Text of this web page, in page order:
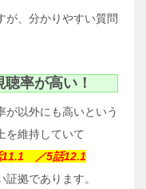
が、分かりやすい質問
率が高い！
が以外にも高いという
を維持していて
11.1 ／5話12.1
拠であります。